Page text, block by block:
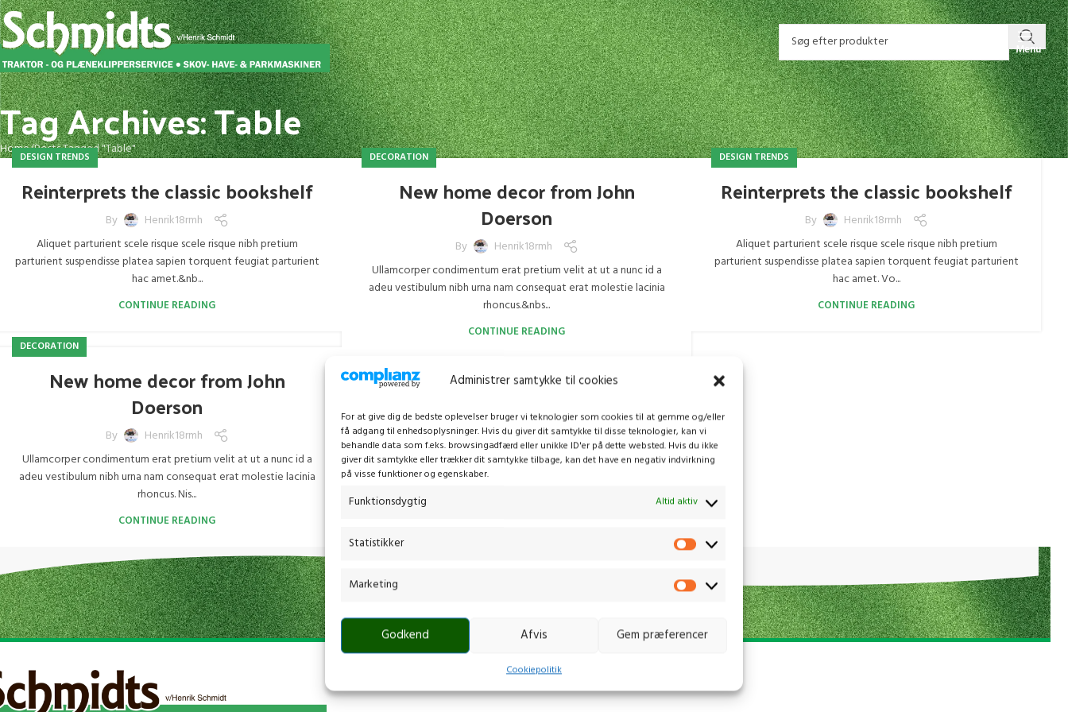
Administrer samtykke til cookies
For at give dig de bedste oplevelser bruger vi teknologier som cookies til at gemme og/eller
få adgang til enhedsoplysninger. Hvis du giver dit samtykke til disse teknologier, kan vi
behandle data som f.eks. browsingadfærd eller unikke ID'er på dette websted. Hvis du ikke
giver dit samtykke eller trækker dit samtykke tilbage, kan det have en negativ indvirkning
på visse funktioner og egenskaber.
Funktionsdygtig Altid aktiv
Statistikker
Marketing
Godkend Afvis Gem præferencer
Cookiepolitik
Menu
Tag Archives: Table
Home Posts Tagged "Table"
DESIGN TRENDS
Reinterprets the classic bookshelf
By
Henrik18rmh
Aliquet parturient scele risque scele risque nibh pretium
parturient suspendisse platea sapien torquent feugiat parturient
hac amet.&nb...
CONTINUE READING
DECORATION
New home decor from John
Doerson
By
Henrik18rmh
Ullamcorper condimentum erat pretium velit at ut a nunc id a
adeu vestibulum nibh urna nam consequat erat molestie lacinia
rhoncus.&nbs...
CONTINUE READING
DESIGN TRENDS
Reinterprets the classic bookshelf
By
Henrik18rmh
Aliquet parturient scele risque scele risque nibh pretium
parturient suspendisse platea sapien torquent feugiat parturient
hac amet. Vo...
CONTINUE READING
DECORATION
New home decor from John
Doerson
By
Henrik18rmh
Ullamcorper condimentum erat pretium velit at ut a nunc id a
adeu vestibulum nibh urna nam consequat erat molestie lacinia
rhoncus. Nis...
CONTINUE READING